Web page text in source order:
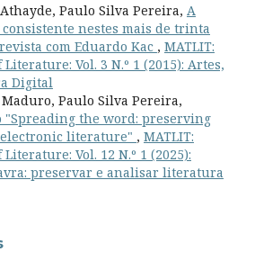
Paulo Silva Pereira, A
nestes mais de trinta
com Eduardo Kac , MATLIT:
Vol. 3 N.º 1 (2015): Artes,
Digital
Paulo Silva Pereira,
the word: preserving
literature" , MATLIT:
Vol. 12 N.º 1 (2025):
preservar e analisar literatura